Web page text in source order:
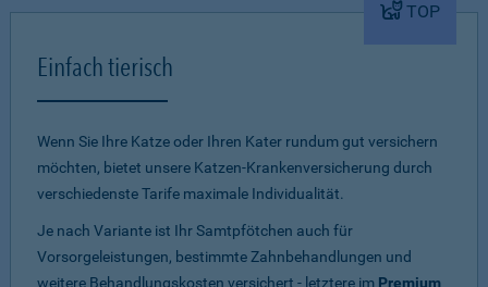
TOP
Einfach tierisch
Wenn Sie Ihre Katze oder Ihren Kater rundum gut versichern
möchten, bietet unsere Katzen-Krankenversicherung durch
verschiedenste Tarife maximale Individualität.
Je nach Variante ist Ihr Samtpfötchen auch für
Vorsorgeleistungen, bestimmte Zahnbehandlungen und
weitere Behandlungskosten versichert - letztere im Premium